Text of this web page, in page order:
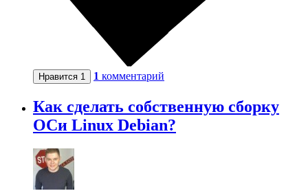
Нравится 1 1 комментарий
Как сделать собственную сборку
ОСи Linux Debian?